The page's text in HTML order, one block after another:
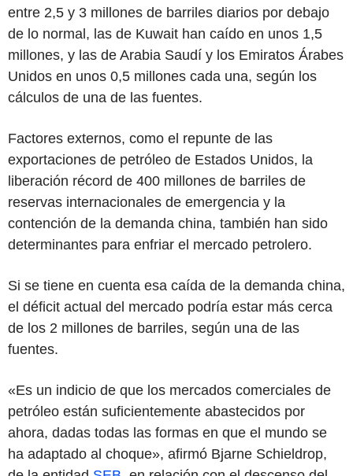
entre 2,5 y 3 millones de barriles diarios por debajo
de lo normal, las de Kuwait han caído en unos 1,5
millones, y las de Arabia Saudí y los Emiratos Árabes
Unidos en unos 0,5 millones cada una, según los
cálculos de una de las fuentes.
Factores externos, como el repunte de las
exportaciones de petróleo de Estados Unidos, la
liberación récord de 400 millones de barriles de
reservas internacionales de emergencia y la
contención de la demanda china, también han sido
determinantes para enfriar el mercado petrolero.
Si se tiene en cuenta esa caída de la demanda china,
el déficit actual del mercado podría estar más cerca
de los 2 millones de barriles, según una de las
fuentes.
«Es un indicio de que los mercados comerciales de
petróleo están suficientemente abastecidos por
ahora, dadas todas las formas en que el mundo se
ha adaptado al choque», afirmó Bjarne Schieldrop,